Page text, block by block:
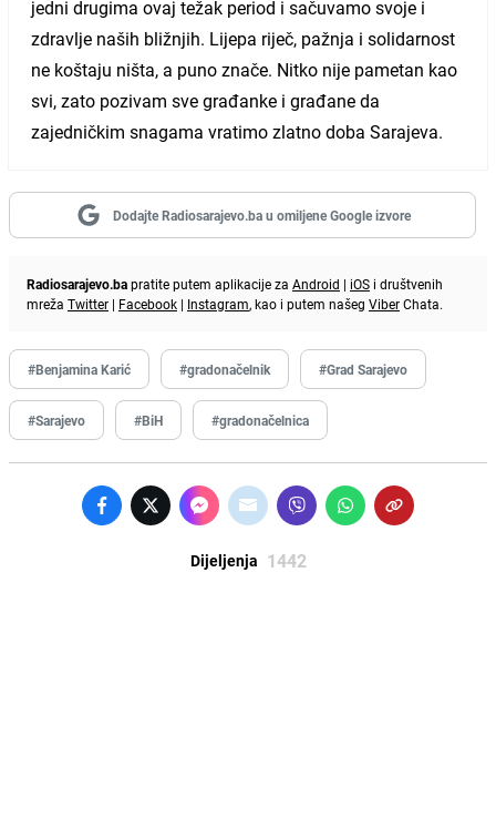
jedni drugima ovaj težak period i sačuvamo svoje i
zdravlje naših bližnjih. Lijepa riječ, pažnja i solidarnost
ne koštaju ništa, a puno znače. Nitko nije pametan kao
svi, zato pozivam sve građanke i građane da
zajedničkim snagama vratimo zlatno doba Sarajeva.
Dodajte Radiosarajevo.ba u omiljene Google izvore
Radiosarajevo.bapratite putem aplikacije za Android | iOS i društvenih
mreža Twitter | Facebook | Instagram, kao i putem našeg ViberChata.
#Benjamina Karić #gradonačelnik #Grad Sarajevo
#Sarajevo #BiH #gradonačelnica
Dijeljenja 1442